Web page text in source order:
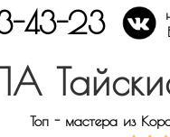
43-23
тайский массаж
Топ - мастера из